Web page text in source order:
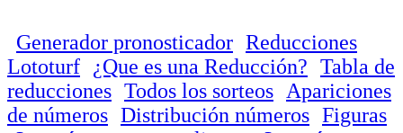
Generador pronosticador Reducciones
Lototurf
¿Que es una Reducción? Tabla de
reducciones Todos los sorteos
Apariciones
de números Distribución números Figuras